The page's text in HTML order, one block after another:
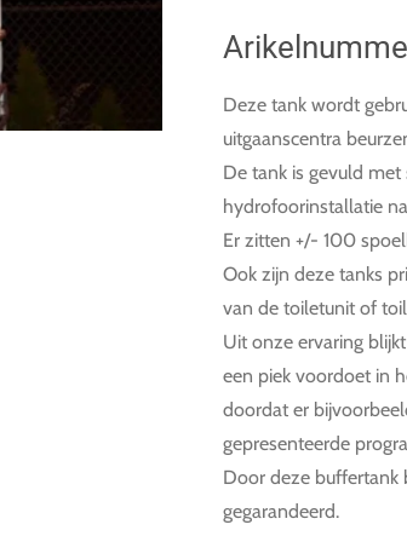
Deze tank wordt
uitgaanscentra
De tank is gevuld
hydrofoorinstallatie
Er zitten +/- 100
Ook zijn deze tanks
van de toiletunit of
Uit onze ervaring
een piek voordoet in
doordat er
gepresenteerde
Door deze buffertank
gegarandeerd.